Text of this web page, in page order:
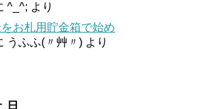
^_^; より
お札用貯金箱で始め
うふふ(〃艸〃) より
日